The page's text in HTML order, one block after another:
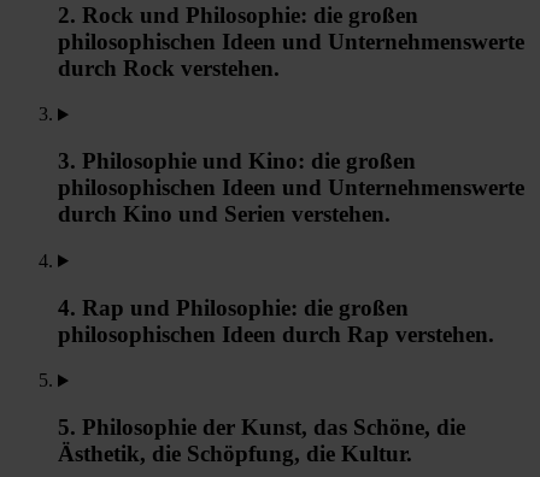
2. Rock und Philosophie: die großen
philosophischen Ideen und Unternehmenswerte
durch Rock verstehen.
3. Philosophie und Kino: die großen
philosophischen Ideen und Unternehmenswerte
durch Kino und Serien verstehen.
4. Rap und Philosophie: die großen
philosophischen Ideen durch Rap verstehen.
5. Philosophie der Kunst, das Schöne, die
Ästhetik, die Schöpfung, die Kultur.